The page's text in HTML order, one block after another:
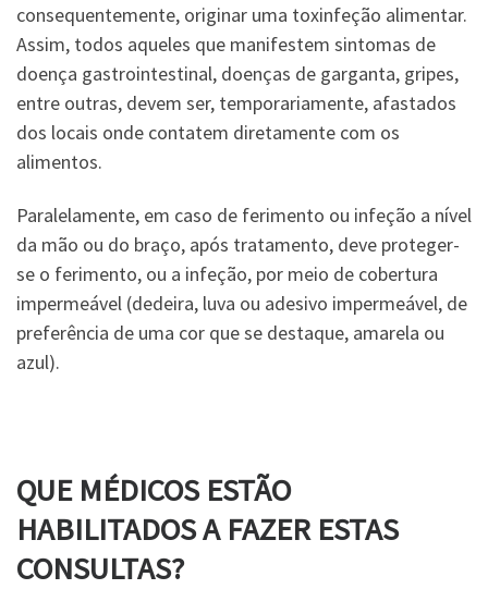
consequentemente, originar uma toxinfeção alimentar.
Assim, todos aqueles que manifestem sintomas de
doença gastrointestinal, doenças de garganta, gripes,
entre outras, devem ser, temporariamente, afastados
dos locais onde contatem diretamente com os
alimentos.
Paralelamente, em caso de ferimento ou infeção a nível
da mão ou do braço, após tratamento, deve proteger-
se o ferimento, ou a infeção, por meio de cobertura
impermeável (dedeira, luva ou adesivo impermeável, de
preferência de uma cor que se destaque, amarela ou
azul).
QUE MÉDICOS ESTÃO
HABILITADOS A FAZER ESTAS
CONSULTAS?